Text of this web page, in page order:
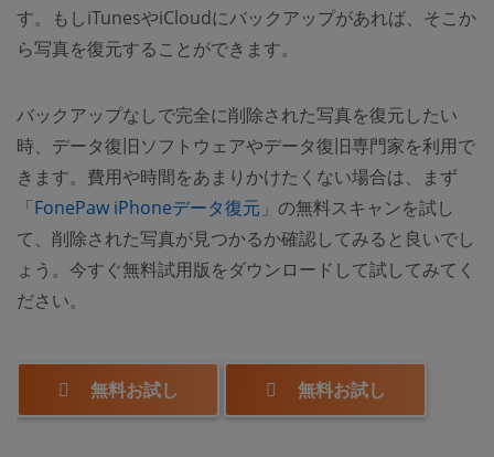
す。もしiTunesやiCloudにバックアップがあれば、そこか
ら写真を復元することができます。
バックアップなしで完全に削除された写真を復元したい
時、データ復旧ソフトウェアやデータ復旧専門家を利用で
きます。費用や時間をあまりかけたくない場合は、まず
「FonePaw iPhoneデータ復元 」の無料スキャンを試し
て、削除された写真が見つかるか確認してみると良いでし
ょう。今すぐ無料試用版をダウンロードして試してみてく
ださい。
無料お試し 無料お試し